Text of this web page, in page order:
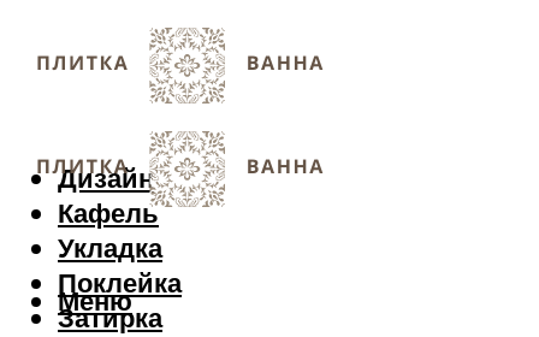
Дизайн
Кафель
Укладка
Поклейка
Затирка
Меню